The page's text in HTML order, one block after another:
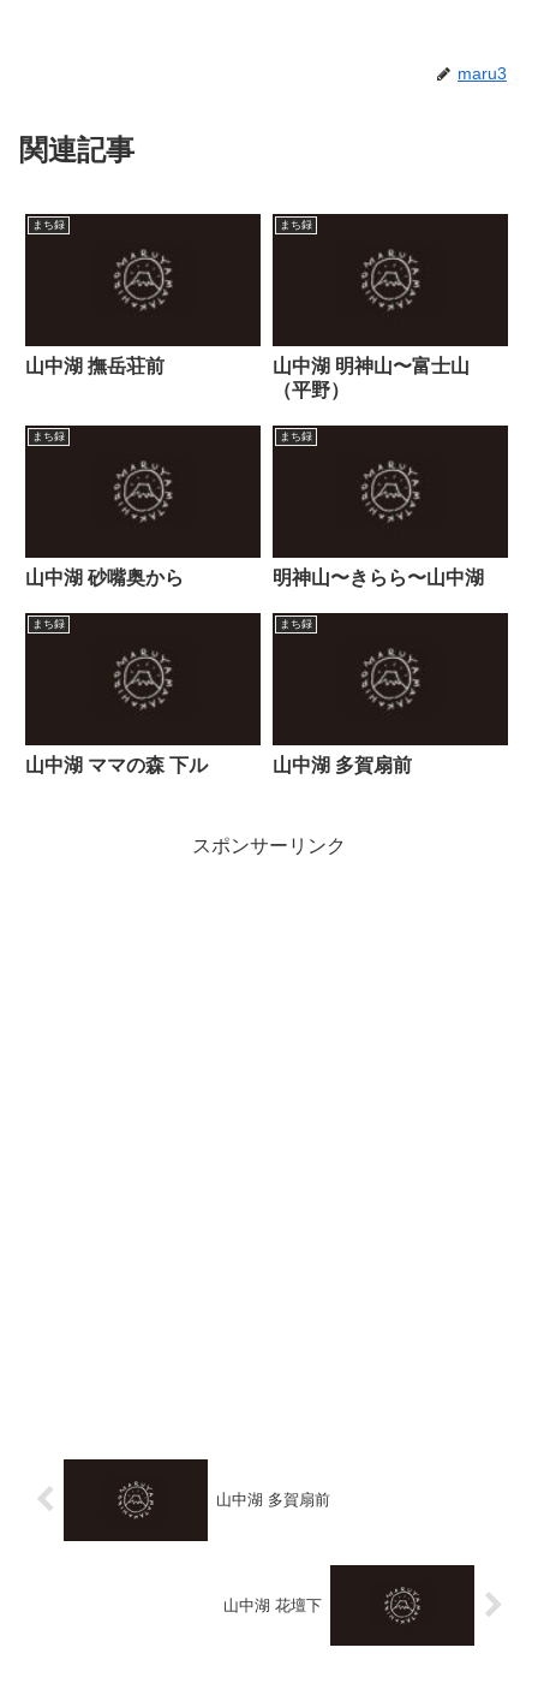
maru3
関連記事
まち録
山中湖 撫岳荘前
まち録
山中湖 明神山〜富士山
（平野）
まち録
山中湖 砂嘴奥から
まち録
明神山〜きらら〜山中湖
まち録
山中湖 ママの森 下ル
まち録
山中湖 多賀扇前
スポンサーリンク
山中湖 多賀扇前
山中湖 花壇下